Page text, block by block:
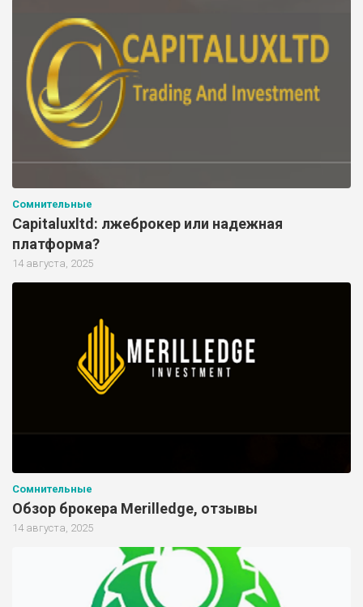
Сомнительные
Capitaluxltd: лжеброкер или надежная
платформа?
14 августа, 2025
Сомнительные
Обзор брокера Merilledge, отзывы
14 августа, 2025